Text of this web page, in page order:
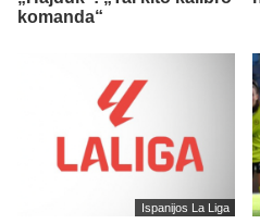
komanda“
Ispanijos La Liga